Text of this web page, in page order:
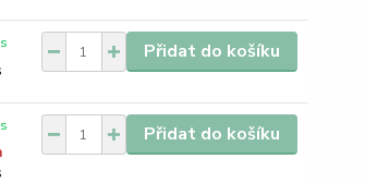
Přidat do košíku
Přidat do košíku